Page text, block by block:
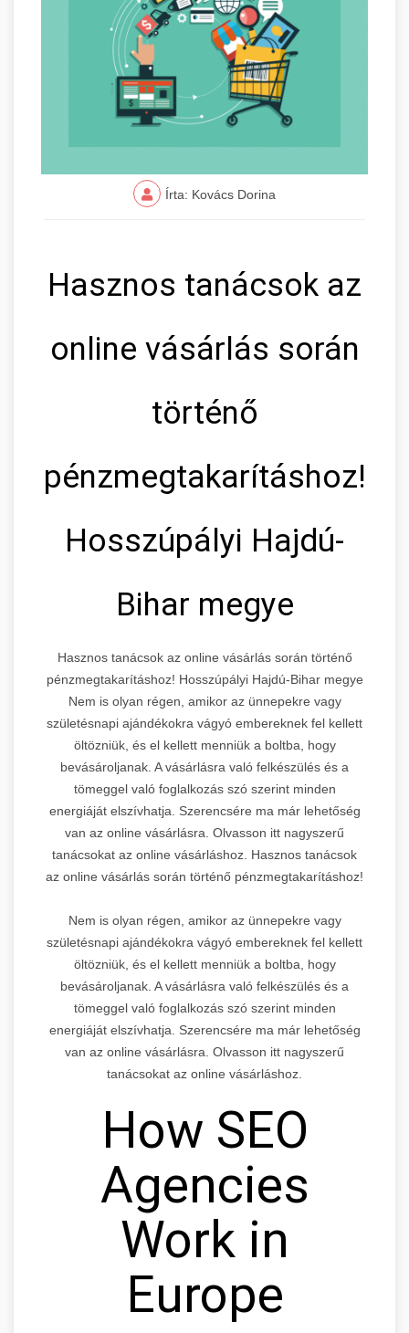
Írta: Kovács Dorina
Hasznos tanácsok az
online vásárlás során
történő
pénzmegtakarításhoz!
Hosszúpályi Hajdú-
Bihar megye
Hasznos tanácsok az online vásárlás során történő
pénzmegtakarításhoz! Hosszúpályi Hajdú-Bihar megye
Nem is olyan régen, amikor az ünnepekre vagy
születésnapi ajándékokra vágyó embereknek fel kellett
öltözniük, és el kellett menniük a boltba, hogy
bevásároljanak. A vásárlásra való felkészülés és a
tömeggel való foglalkozás szó szerint minden
energiáját elszívhatja. Szerencsére ma már lehetőség
van az online vásárlásra. Olvasson itt nagyszerű
tanácsokat az online vásárláshoz. Hasznos tanácsok
az online vásárlás során történő pénzmegtakarításhoz!
Nem is olyan régen, amikor az ünnepekre vagy
születésnapi ajándékokra vágyó embereknek fel kellett
öltözniük, és el kellett menniük a boltba, hogy
bevásároljanak. A vásárlásra való felkészülés és a
tömeggel való foglalkozás szó szerint minden
energiáját elszívhatja. Szerencsére ma már lehetőség
van az online vásárlásra. Olvasson itt nagyszerű
tanácsokat az online vásárláshoz.
How SEO
Agencies
Work in
Europe